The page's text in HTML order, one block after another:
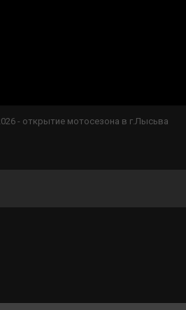
- открытие мотосезона в г.Лысьва